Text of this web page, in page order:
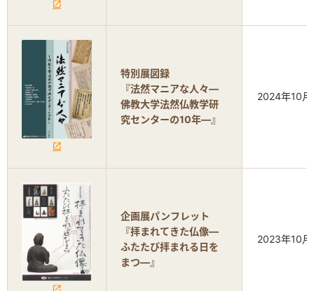
特別展図録
『法然マニアな人々―
佛教大学法然仏教学研
究センターの10年―』
2024年10月
企画展パンフレット
『拝まれてきた仏像―
ふたたび拝まれる日を
まつ―』
2023年10月